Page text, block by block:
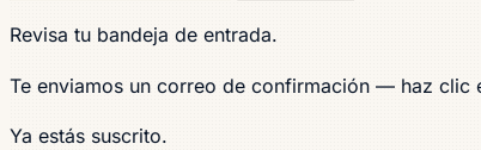
Revisa tu bandeja de entrada.
Te enviamos un correo de confirmación — haz clic
Ya estás suscrito.